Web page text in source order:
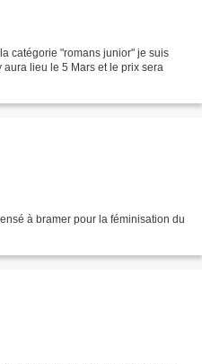
catégorie "romans junior" je suis
lieu le 5 Mars et le prix sera
à bramer pour la féminisation du